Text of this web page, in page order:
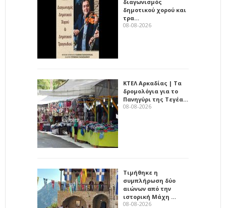
διαγωνισμός
δημοτικού χορού και
τρα…
08-08-2026
ΚΤΕΛ Αρκαδίας | Τα
δρομολόγια για το
Πανηγύρι της Τεγέα…
08-08-2026
Τιμήθηκε η
συμπλήρωση δύο
αιώνων από την
ιστορική Μάχη …
08-08-2026